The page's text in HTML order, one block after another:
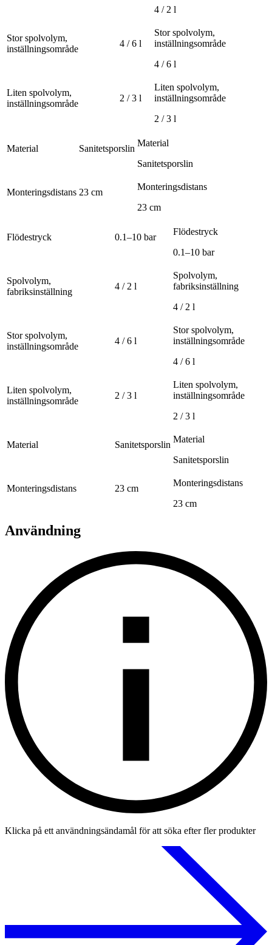
4 / 2 l
Stor spolvolym,
inställningsområde
4 / 6 l
Stor spolvolym,
inställningsområde
4 / 6 l
Liten spolvolym,
inställningsområde
2 / 3 l
Liten spolvolym,
inställningsområde
2 / 3 l
Material Sanitetsporslin
Material
Sanitetsporslin
Monteringsdistans 23 cm
Monteringsdistans
23 cm
Flödestryck 0.1–10 bar
Flödestryck
0.1–10 bar
Spolvolym,
fabriksinställning
4 / 2 l
Spolvolym,
fabriksinställning
4 / 2 l
Stor spolvolym,
inställningsområde
4 / 6 l
Stor spolvolym,
inställningsområde
4 / 6 l
Liten spolvolym,
inställningsområde
2 / 3 l
Liten spolvolym,
inställningsområde
2 / 3 l
Material Sanitetsporslin
Material
Sanitetsporslin
Monteringsdistans 23 cm
Monteringsdistans
23 cm
Användning
Klicka på ett användningsändamål för att söka efter fler produkter